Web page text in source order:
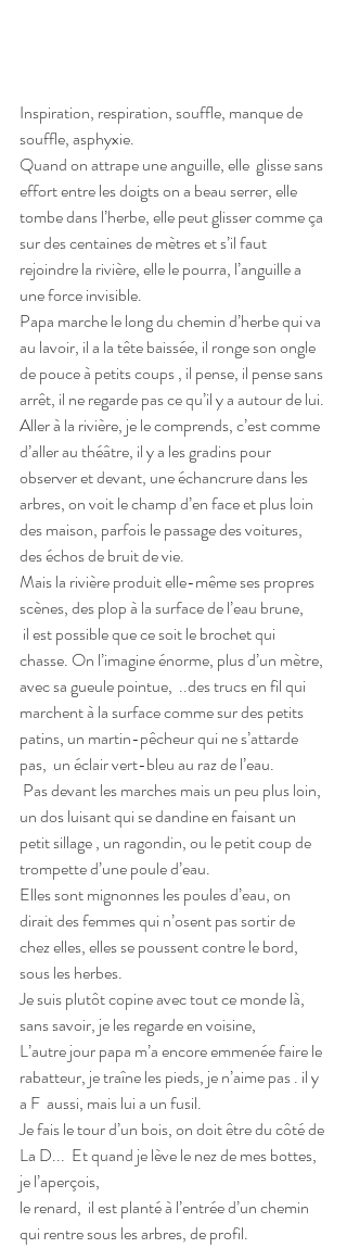
Inspiration, respiration, souffle, manque de
souffle, asphyxie.
Quand on attrape une anguille, elle  glisse sans
effort entre les doigts on a beau serrer, elle
tombe dans l’herbe, elle peut glisser comme ça
sur des centaines de mètres et s’il faut
rejoindre la rivière, elle le pourra, l’anguille a
une force invisible.
Papa marche le long du chemin d’herbe qui va
au lavoir, il a la tête baissée, il ronge son ongle
de pouce à petits coups , il pense, il pense sans
arrêt, il ne regarde pas ce qu’il y a autour de lui.
Aller à la rivière, je le comprends, c’est comme
d’aller au théâtre, il y a les gradins pour
observer et devant, une échancrure dans les
arbres, on voit le champ d’en face et plus loin
des maison, parfois le passage des voitures,
des échos de bruit de vie.
Mais la rivière produit elle-même ses propres
scènes, des plop à la surface de l’eau brune,
chasse. On l’imagine énorme, plus d’un mètre,
avec sa gueule pointue,  ..des trucs en fil qui
marchent à la surface comme sur des petits
patins, un martin-pêcheur qui ne s’attarde
pas,  un éclair vert-bleu au raz de l’eau.
Pas devant les marches mais un peu plus loin,
un dos luisant qui se dandine en faisant un
petit sillage , un ragondin, ou le petit coup de
trompette d’une poule d’eau.
Elles sont mignonnes les poules d’eau, on
dirait des femmes qui n’osent pas sortir de
chez elles, elles se poussent contre le bord,
sous les herbes.
Je suis plutôt copine avec tout ce monde là,
sans savoir, je les regarde en voisine,
L’autre jour papa m’a encore emmenée faire le
rabatteur, je traîne les pieds, je n’aime pas . il y
a F  aussi, mais lui a un fusil.
Je fais le tour d’un bois, on doit être du côté de
La D...  Et quand je lève le nez de mes bottes,
je l’aperçois,
le renard,  il est planté à l’entrée d’un chemin
qui rentre sous les arbres, de profil.